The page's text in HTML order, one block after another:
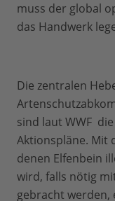
muss der global
das Handwerk
Die zentralen
sind laut WWF
Aktionspläne. Mit
denen Elfenbein
wird, falls nötig
gebracht werden,